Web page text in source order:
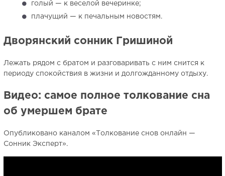
голый — к веселой вечеринке;
плачущий — к печальным новостям.
Дворянский сонник Гришиной
Лежать рядом с братом и разговаривать с ним снится к
периоду спокойствия в жизни и долгожданному отдыху.
Видео: самое полное толкование сна
об умершем брате
Опубликовано каналом «Толкование снов онлайн —
Сонник Эксперт».